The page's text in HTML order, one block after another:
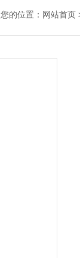
您的位置： 网站首页